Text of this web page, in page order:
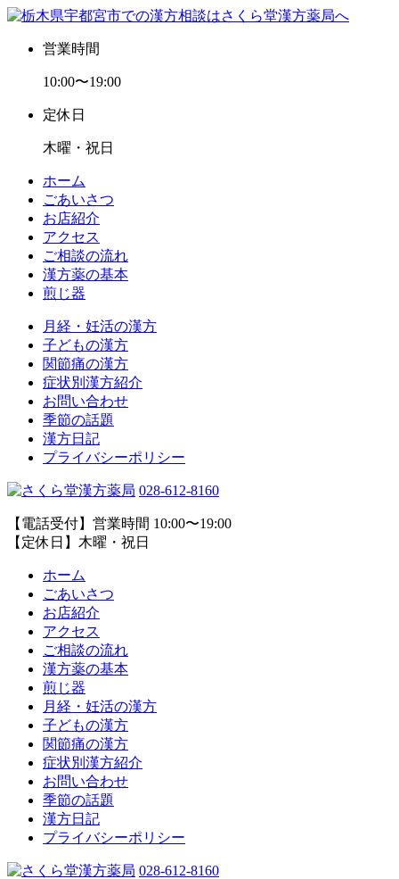
営業時間
10:00〜19:00
定休日
木曜・祝日
ホーム
ごあいさつ
お店紹介
アクセス
ご相談の流れ
漢方薬の基本
煎じ器
月経・妊活の漢方
子どもの漢方
関節痛の漢方
症状別漢方紹介
お問い合わせ
季節の話題
漢方日記
プライバシーポリシー
028-612-8160
【電話受付】営業時間 10:00〜19:00
【定休日】木曜・祝日
ホーム
ごあいさつ
お店紹介
アクセス
ご相談の流れ
漢方薬の基本
煎じ器
月経・妊活の漢方
子どもの漢方
関節痛の漢方
症状別漢方紹介
お問い合わせ
季節の話題
漢方日記
プライバシーポリシー
028-612-8160